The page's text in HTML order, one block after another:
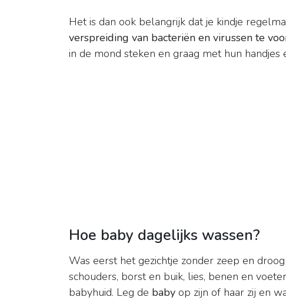
Het is dan ook belangrijk dat je kindje
verspreiding van bacteriën en virussen te
in de mond steken en graag met hun handjes
Hoe baby dagelijks wassen?
Was eerst het gezichtje zonder zeep en
schouders, borst en buik, lies, benen en
babyhuid. Leg de baby op zijn of haar zij en